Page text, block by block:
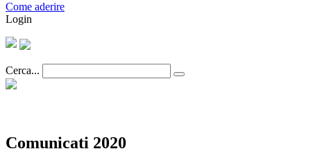
Come aderire
Login
Cerca...
Comunicati 2020